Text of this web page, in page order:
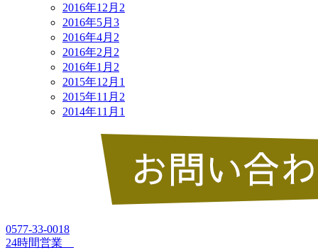
2016年12月 2
2016年5月 3
2016年4月 2
2016年2月 2
2016年1月 2
2015年12月 1
2015年11月 2
2014年11月 1
0577-33-0018
24時間営業